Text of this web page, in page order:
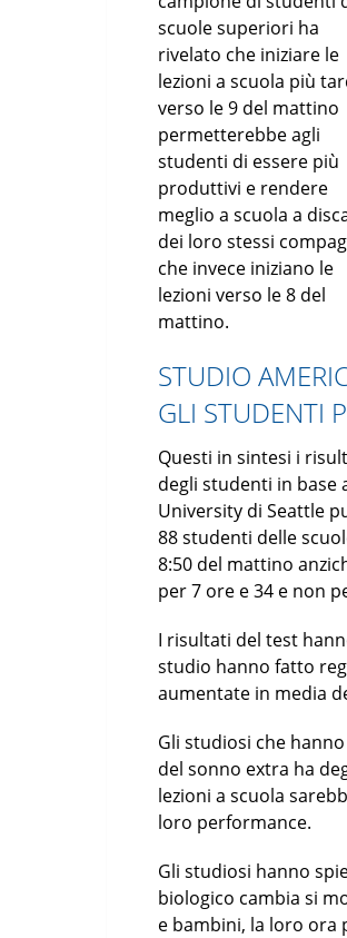
scuole superiori ha
rivelato che iniziare le
lezioni a scuola più
verso le 9 del mattino
permetterebbe agli
studenti di essere più
produttivi e rendere
meglio a scuola a
dei loro stessi
che invece iniziano le
lezioni verso le 8 del
mattino.
STUDIO
GLI STUDENTI
Questi in sintesi i
degli studenti in base
University di Seattle
88 studenti delle
8:50 del mattino
per 7 ore e 34 e non
I risultati del test
studio hanno fatto
aumentate in media
Gli studiosi che
del sonno extra ha
lezioni a scuola
loro performance.
Gli studiosi hanno
biologico cambia si
e bambini, la loro ora